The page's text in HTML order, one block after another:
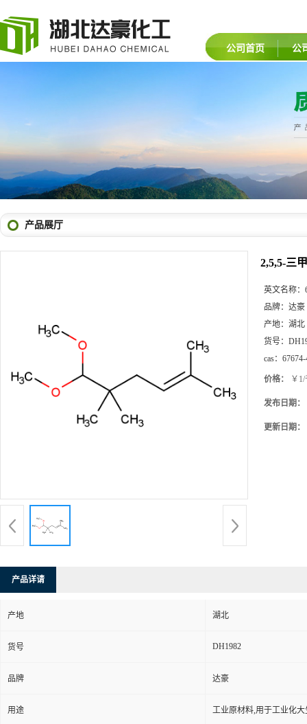
公司首页 公
产品展厅
2,5,5-三
英文名称：
品牌： 达豪
产地： 湖北
货号：
cas：
价格： ￥
发布日期：
更新日期：
产品详请
产地 湖北
货号 DH1982
品牌 达豪
用途 工业原材料,用于工业化大